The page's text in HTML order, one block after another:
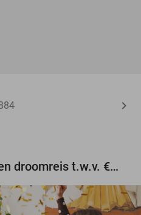
Maak gratis kans op een droomreis t.w.v. €3.000!